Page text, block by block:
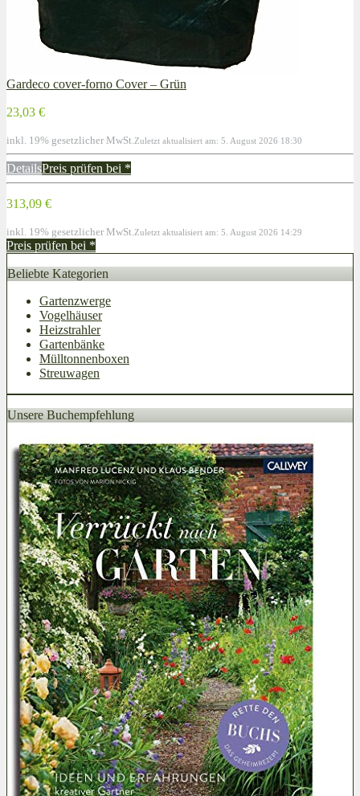
Gardeco cover-forno Cover – Grün
23,03 €
inkl. 19% gesetzlicher MwSt. Zuletzt aktualisiert am: 5. August 2026 18:30
DetailsPreis prüfen bei *
313,09 €
inkl. 19% gesetzlicher MwSt. Zuletzt aktualisiert am: 5. August 2026 14:29
Preis prüfen bei *
Beliebte Kategorien
Gartenzwerge
Vogelhäuser
Heizstrahler
Gartenbänke
Mülltonnenboxen
Streuwagen
Unsere Buchempfehlung